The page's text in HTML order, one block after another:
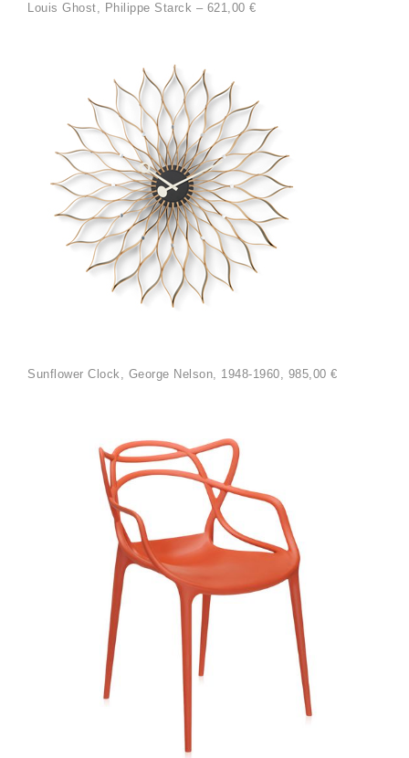
Louis Ghost, Philippe Starck – 621,00 €
Sunflower Clock, George Nelson, 1948-1960, 985,00 €